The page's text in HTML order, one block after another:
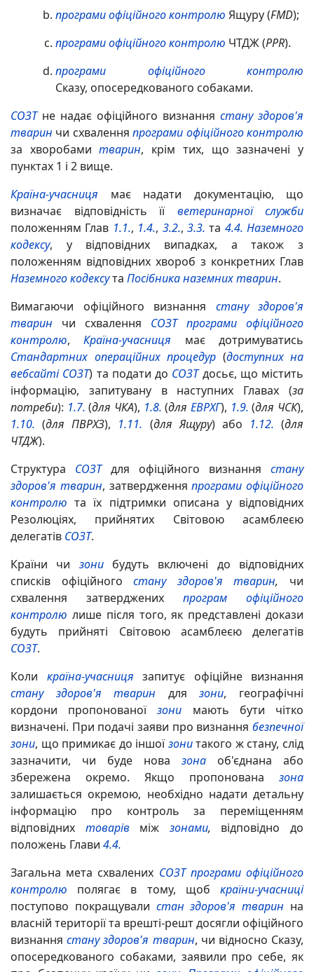
програми офіційного контролю Ящуру (FMD);
програми офіційного контролю ЧТДЖ (PPR).
програми офіційного контролю
Сказу, опосередкованого собаками.
СОЗТне надає офіційного визнання стану здоров'я
тварин чи схваленняпрограми офіційного контролю
за хворобамитварин, крім тих, що зазначені у
пунктах 1 і 2 вище.
Країна-учасниця має надати документацію, що
визначає відповідність її ветеринарної служби
положенням Глав 1.1., 1.4., 3.2., 3.3. та 4.4. Наземного
кодексу, у відповідних випадках, а також з
положенням відповідних хвороб з конкретних Глав
Наземного кодексута Посібника наземних тварин.
Вимагаючи офіційного визнання стану здоров'я
тварин чи схвалення СОЗТ програми офіційного
контролю,Країна-учасниця має дотримуватись
Стандартних операційних процедур (доступних на
вебсайті СОЗТ) та подати до СОЗТдосьє, що містить
інформацію, запитувану в наступних Главах (за
потреби): 1.7. (для ЧКА), 1.8. (дляЕВРХГ), 1.9. (для ЧСК),
1.10. (дляПВРХЗ), 1.11. (для Ящуру) або 1.12. (для
ЧТДЖ).
Структура СОЗТдля офіційного визнання стану
здоров'я тварин, затвердженняпрограми офіційного
контролю та їх підтримки описана у відповідних
Резолюціях, прийнятих Світовою асамблеєю
делегатів СОЗТ.
Країни чи зонибудуть включені до відповідних
списків офіційногостану здоров'я тварин, чи
схвалення затверджених програм офіційного
контролю лише після того, як представлені докази
будуть прийняті Світовою асамблеєю делегатів
СОЗТ.
Коли країна-учасниця запитує офіційне визнання
стану здоров'я тварин длязони, географічні
кордони пропонованоїзони мають бути чітко
визначені. При подачі заяви про визнання безпечної
зони, що примикає до іншоїзонитакого ж стану, слід
зазначити, чи буде нова зона об'єднана або
збережена окремо. Якщо пропонована зона
залишається окремою, необхідно надати детальну
інформацію про контроль за переміщенням
відповідних товарівміж зонами, відповідно до
положень Глави 4.4.
Загальна мета схвалених СОЗТ програми офіційного
контролю полягає в тому, щоб країни-учасниці
поступово покращували стан здоров'я тварин на
власній території та врешті-решт досягли офіційного
визнаннястану здоров'я тварин, чи відносно Сказу,
опосередкованого собаками, заявили про себе, як